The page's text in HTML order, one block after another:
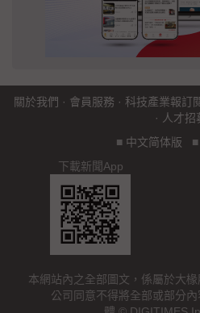
關於我們 · 會員服務 · 科技產業報訂
· 人才招
■ 中文简体版 ■
下載新聞App
本網站內之全部圖文，係屬於大
公司同意不得將全部或部分